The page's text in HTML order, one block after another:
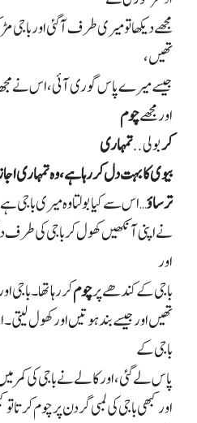
مجھے دیکھا تو میری طرف آ گئی اور باجی
تھیں،
جیسے میرے پاس گوری آئی، اس نے مجھ
اور مجھےچوم
کربولی..تمہاری
بیوی کا بہت دل کر رہا ہے، وہ
ترساؤ…اس سے کیا بولتا وہ میری باجی
نے اپنی آنکھیں کھول کر باجی کی طرف
اور
باجی کے کندھے پرچومکر رہا تھا۔ باجی
تھیں اور جیسے بند ہوتیں اور کھول
باجی کے
پاس لے گئی، اور کالے نے باجی کی کمر میں
اور کبھی باجی کی لمبی گردن پر چوم کرتا